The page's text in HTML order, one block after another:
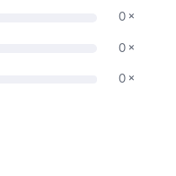
0 ×
0 ×
0 ×